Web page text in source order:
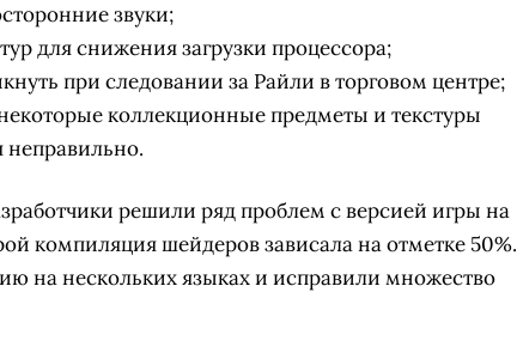
звуки;
для снижения загрузки процессора;
при следовании за Райли в торговом центре;
коллекционные предметы и текстуры
неправильно.
решили ряд проблем с версией игры на
компиляция шейдеров зависала на отметке 50%.
на нескольких языках и исправили множество